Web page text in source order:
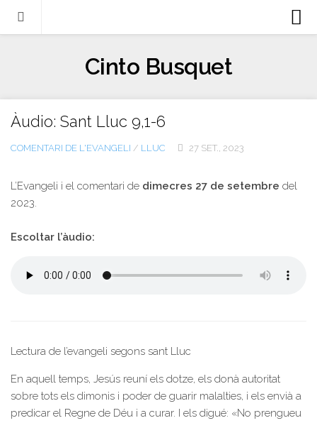
Llibres
Escrits-articles
Notícies
Italiano
English
Cinto Busquet
Àudio: Sant Lluc 9,1-6
COMENTARI DE L'EVANGELI / LLUC 27 SET., 2023
L’Evangeli i el comentari de dimecres 27 de setembre del
2023.
Escoltar l’àudio:
Lectura de l’evangeli segons sant Lluc
En aquell temps, Jesús reuní els dotze, els donà autoritat
sobre tots els dimonis i poder de guarir malalties, i els envià a
predicar el Regne de Déu i a curar. I els digué: «No prengueu